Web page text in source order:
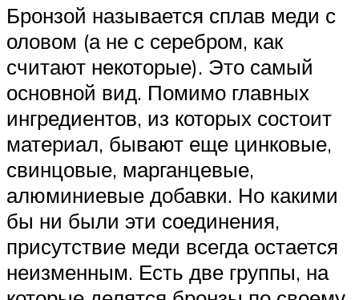
Бронзой называется сплав меди с
оловом (а не с серебром, как
считают некоторые). Это самый
основной вид. Помимо главных
ингредиентов, из которых состоит
материал, бывают еще цинковые,
свинцовые, марганцевые,
алюминиевые добавки. Но какими
бы ни были эти соединения,
присутствие меди всегда остается
неизменным. Есть две группы, на